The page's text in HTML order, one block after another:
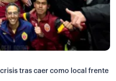
tras caer como local frente